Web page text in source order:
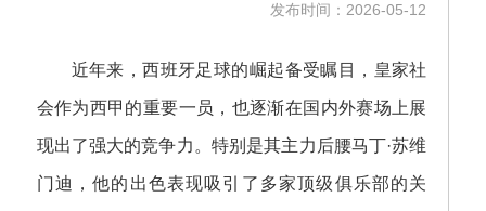
发布时间：2026-05-12
近年来，西班牙足球的崛起备受瞩目，皇家社
会作为西甲的重要一员，也逐渐在国内外赛场上展
现出了强大的竞争力。特别是其主力后腰马丁·苏维
门迪，他的出色表现吸引了多家顶级俱乐部的关